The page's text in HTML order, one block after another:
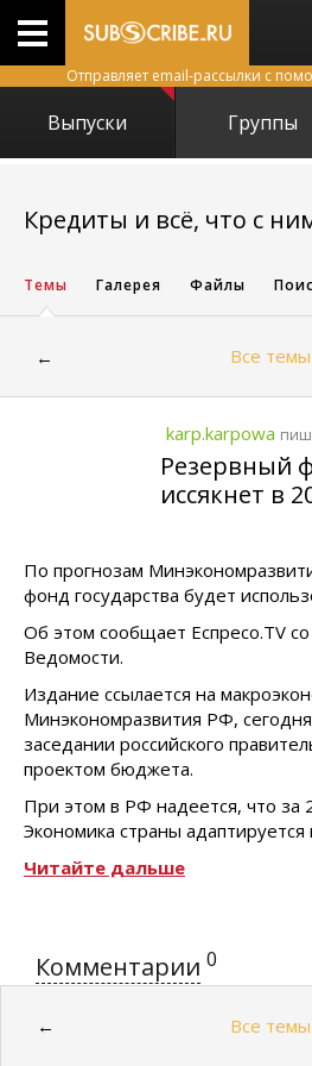
Отправляет email-рассылки с
Выпуски Группы
Кредиты и всё, что с
Темы Галерея Файлы
← Все темы
karp.karpowa
Резервный
иссякнет в
По прогнозам
фонд государства будет
Об этом сообщает Еспресо.TV со
Ведомости.
Издание ссылается на
Минэкономразвития РФ,
заседании российского
проектом бюджета.
При этом в РФ надеется, что за
Экономика страны адаптируется
Читайте дальше
Комментарии 0
← Все темы